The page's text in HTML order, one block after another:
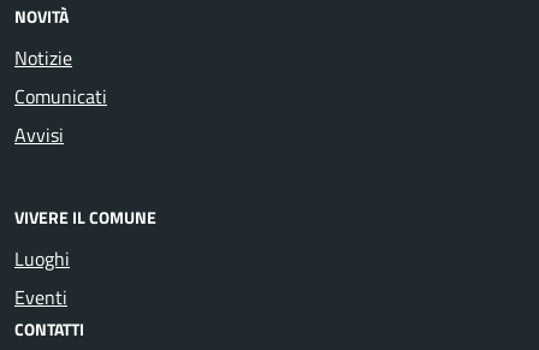
NOVITÀ
Notizie
Comunicati
Avvisi
VIVERE IL COMUNE
Luoghi
Eventi
CONTATTI